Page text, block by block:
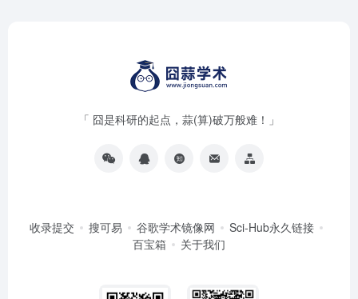
「 囧是科研的起点，蒜(算)破万般难！」
收录提交 搜可易 谷歌学术镜像网
Sci-Hub永久链接
百宝箱
关于我们